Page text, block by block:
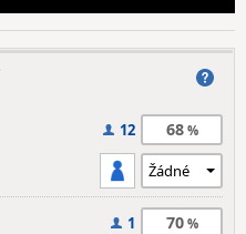
12 68
1 70